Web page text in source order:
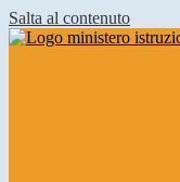
Salta al contenuto